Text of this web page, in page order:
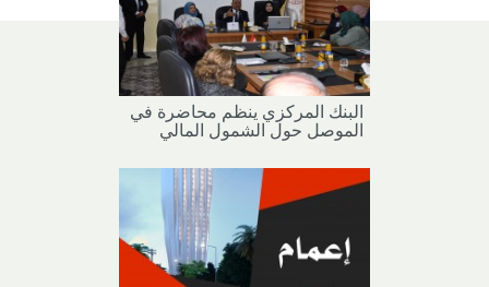
البنك المركزي ينظم محاضرة في
الموصل حول الشمول المالي